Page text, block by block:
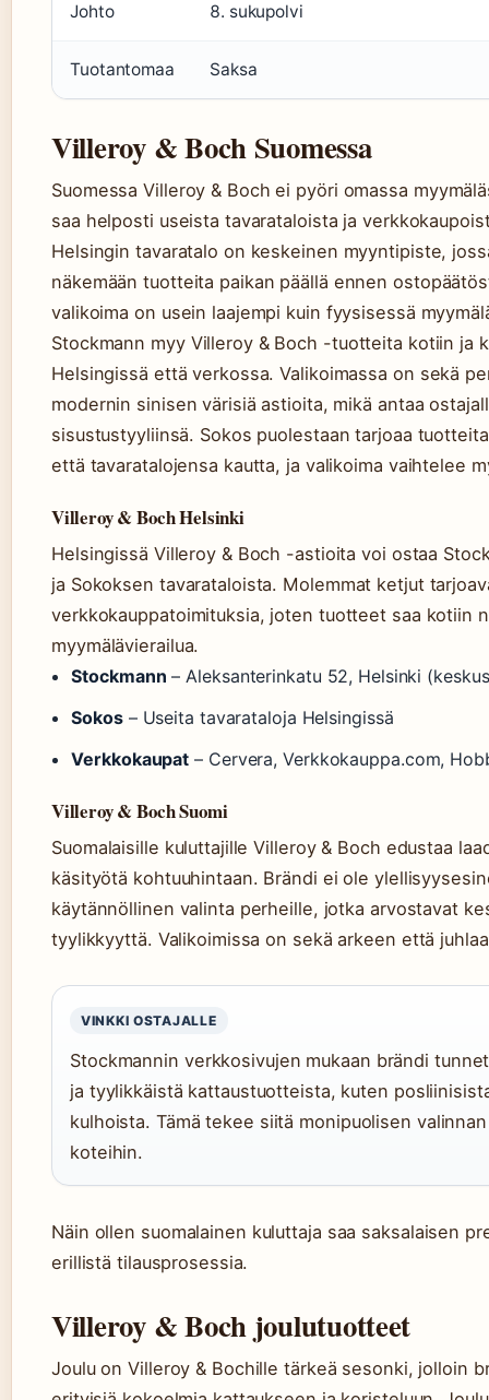
Johto 8. sukupolvi
Tuotantomaa Saksa
Villeroy & Boch Suomessa
Suomessa Villeroy & Boch ei pyöri omassa
saa helposti useista tavarataloista ja
Helsingin tavaratalo on keskeinen myyntipiste,
näkemään tuotteita paikan päällä ennen
valikoima on usein laajempi kuin fyysisessä
Stockmann myy Villeroy & Boch -tuotteita kotiin ja
Helsingissä että verkossa. Valikoimassa on sekä
modernin sinisen värisiä astioita, mikä antaa
sisustustyyliinsä. Sokos puolestaan tarjoaa
että tavaratalojensa kautta, ja valikoima vaihtelee
Villeroy & Boch Helsinki
Helsingissä Villeroy & Boch -astioita voi ostaa
ja Sokoksen tavarataloista. Molemmat ketjut
verkkokauppatoimituksia, joten tuotteet saa kotiin
myymälävierailua.
Stockmann – Aleksanterinkatu 52, Helsinki
Sokos– Useita tavarataloja Helsingissä
Verkkokaupat – Cervera, Verkkokauppa.com,
Villeroy & Boch Suomi
Suomalaisille kuluttajille Villeroy & Boch edustaa
käsityötä kohtuuhintaan. Brändi ei ole
käytännöllinen valinta perheille, jotka arvostavat
tyylikkyyttä. Valikoimissa on sekä arkeen että
VINKKI OSTAJALLE
Stockmannin verkkosivujen mukaan brändi
ja tyylikkäistä kattaustuotteista, kuten
kulhoista. Tämä tekee siitä monipuolisen
koteihin.
Näin ollen suomalainen kuluttaja saa saksalaisen
erillistä tilausprosessia.
Villeroy & Boch joulutuotteet
Joulu on Villeroy & Bochille tärkeä sesonki, jolloin